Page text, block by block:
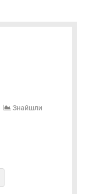
Знайшли